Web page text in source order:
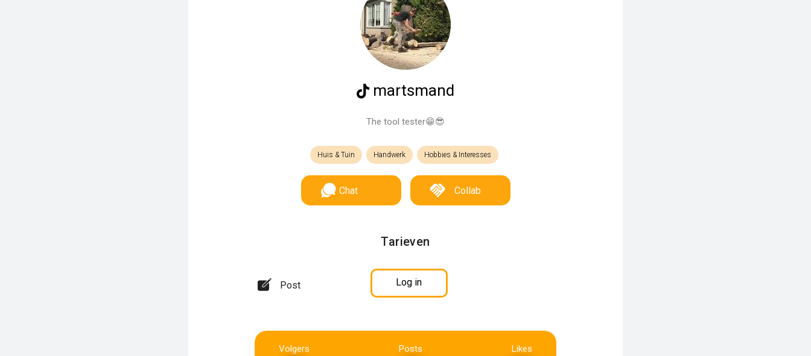
martsmand
The tool tester😁😎
Huis & Tuin Handwerk Hobbies & Interesses
Chat Collab
Tarieven
Post Log in
Volgers Posts Likes